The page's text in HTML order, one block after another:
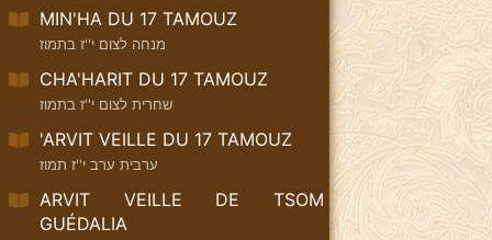
MIN'HA DU 17 TAMOUZ
מנחה לצום י''ז בתמוז
CHA'HARIT DU 17 TAMOUZ
שחרית לצום י''ז בתמוז
'ARVIT VEILLE DU 17 TAMOUZ
ערבית ערב י''ז תמוז
ARVIT VEILLE DE TSOM
GUÉDALIA